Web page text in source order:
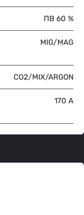
ПВ 60 %
MIG/MAG
CO2/MIX/ARGON
170 А